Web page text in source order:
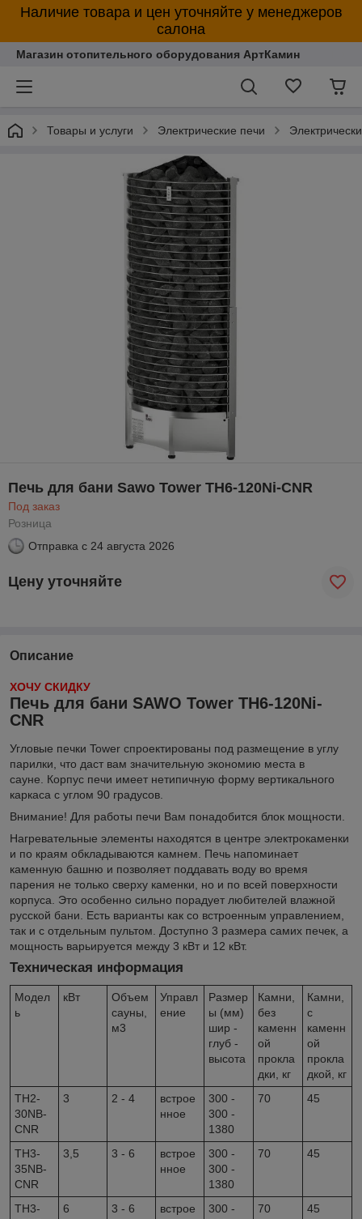
Наличие товара и цен уточняйте у менеджеров
салона
Магазин отопительного оборудования АртКамин
Товары и услуги Электрические печи
Печь для бани Sawo Tower TH6-120Ni-CNR
Под заказ
Розница
Отправка с 24 августа 2026
Цену уточняйте
Описание
ХОЧУ СКИДКУ
Печь для бани SAWO Tower TH6-120Ni-
CNR
Угловые печки Tower спроектированы под размещение в углу
парилки, что даст вам значительную экономию места в
сауне. Корпус печи имеет нетипичную форму вертикального
каркаса c углом 90 градусов.
Внимание! Для работы печи Вам понадобится блок мощности.
Нагревательные элементы находятся в центре электрокаменки
и по краям обкладываются камнем. Печь напоминает
каменную башню и позволяет поддавать воду во время
парения не только сверху каменки, но и по всей поверхности
корпуса. Это особенно сильно порадует любителей влажной
русской бани. Есть варианты как со встроенным управлением,
так и с отдельным пультом. Доступно 3 размера самих печек, а
мощность варьируется между 3 кВт и 12 кВт.
Техническая информация
Модел
ь
кВт
Объем
сауны,
м3
Управл
ение
Размер
ы (мм)
шир -
глуб -
высота
Камни,
без
каменн
ой
прокла
дки, кг
Камни,
с
каменн
ой
прокла
дкой, кг
TH2-
30NB-
CNR
3 2 - 4
встрое
нное
300 -
300 -
1380
70 45
TH3-
35NB-
CNR
3,5 3 - 6
встрое
нное
300 -
300 -
1380
70 45
TH3-
6 3 - 6
встрое
300 -
70 45